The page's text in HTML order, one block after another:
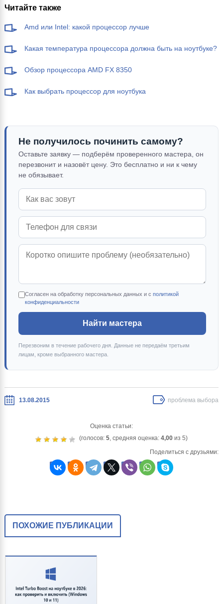
Читайте также
Amd или Intel: какой процессор лучше
Какая температура процессора должна быть на ноутбуке?
Обзор процессора AMD FX 8350
Как выбрать процессор для ноутбука
Не получилось починить самому?
Оставьте заявку — подберём проверенного мастера, он
перезвонит и назовёт цену. Это бесплатно и ни к чему
не обязывает.
Согласен на обработку персональных данных и с политикой
конфиденциальности
Найти мастера
Перезвоним в течение рабочего дня. Данные не передаём третьим
лицам, кроме выбранного мастера.
13.08.2015 проблема выбора
Оценка статьи:
(голосов: 5, средняя оценка: 4,00из 5)
Поделиться с друзьями:
ПОХОЖИЕ ПУБЛИКАЦИИ